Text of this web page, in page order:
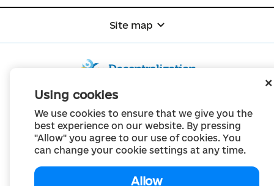
Using cookies
We use cookies to ensure that we give you the
best experience on our website. By pressing
"Allow" you agree to our use of cookies. You
can change your cookie settings at any time.
Allow
Site map
© Portal "Decentralization", 2022
The project was created in 2014 to communicate the reform of local self-
government
and territorial organization of power in Ukraine.
Creation and filling - Portal "Decentralization"
Creative Commons Attribution 4.0 International license,
unless otherwise indicated